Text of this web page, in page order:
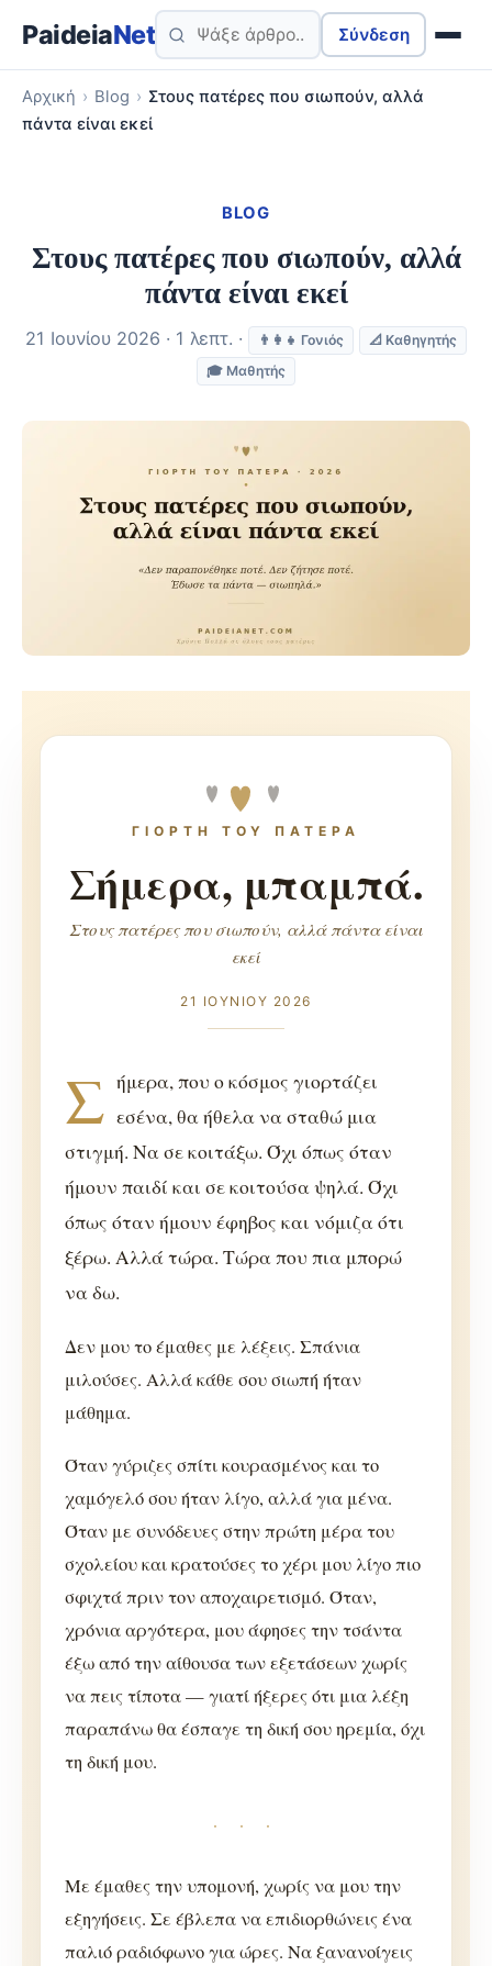
PaideiaNet Σύνδεση
Αρχική › Blog › Στους πατέρες που σιωπούν, αλλά
πάντα είναι εκεί
BLOG
Στους πατέρες που σιωπούν, αλλά
πάντα είναι εκεί
21 Ιουνίου 2026 · 1 λεπτ. · 👨‍👩‍👧 Γονιός
📐 Καθηγητής
🎓 Μαθητής
ΓΙΟΡΤΗ ΤΟΥ ΠΑΤΕΡΑ
Σήμερα, μπαμπά.
Στους πατέρες που σιωπούν, αλλά πάντα είναι
εκεί
21 ΙΟΥΝΙΟΥ 2026
Σ ήμερα, που ο κόσμος γιορτάζει
εσένα, θα ήθελα να σταθώ μια
στιγμή. Να σε κοιτάξω. Όχι όπως όταν
ήμουν παιδί και σε κοιτούσα ψηλά. Όχι
όπως όταν ήμουν έφηβος και νόμιζα ότι
ξέρω. Αλλά τώρα. Τώρα που πια μπορώ
να δω.
Δεν μου το έμαθες με λέξεις. Σπάνια
μιλούσες. Αλλά κάθε σου σιωπή ήταν
μάθημα.
Όταν γύριζες σπίτι κουρασμένος και το
χαμόγελό σου ήταν λίγο, αλλά για μένα.
Όταν με συνόδευες στην πρώτη μέρα του
σχολείου και κρατούσες το χέρι μου λίγο πιο
σφιχτά πριν τον αποχαιρετισμό. Όταν,
χρόνια αργότερα, μου άφησες την τσάντα
έξω από την αίθουσα των εξετάσεων χωρίς
να πεις τίποτα — γιατί ήξερες ότι μια λέξη
παραπάνω θα έσπαγε τη δική σου ηρεμία, όχι
τη δική μου.
· · ·
Με έμαθες την υπομονή, χωρίς να μου την
εξηγήσεις. Σε έβλεπα να επιδιορθώνεις ένα
παλιό ραδιόφωνο για ώρες. Να ξανανοίγεις